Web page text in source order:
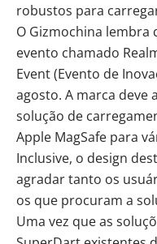
robustos para
O Gizmochina lembra
evento chamado
Event (Evento de
agosto. A marca deve
solução de
Apple MagSafe para
Inclusive, o design
agradar tanto os
os que procuram a
Uma vez que as